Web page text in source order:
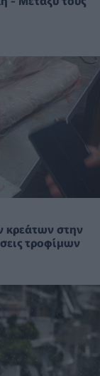
κρεάτων στην
τροφίμων